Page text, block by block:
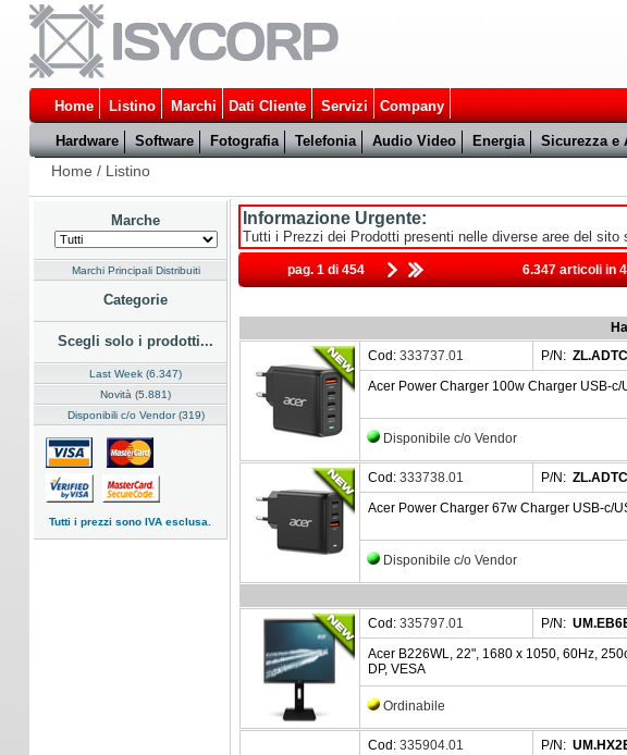
Home Listino Marchi Dati Cliente Servizi Company
Hardware
Software Fotografia Telefonia Audio Video Energia Sicurezza e
Home / Listino
Marche
Marchi Principali Distribuiti
Categorie
Scegli solo i prodotti...
Last Week (6.347)
Novità (5.881)
Disponibili c/o Vendor (319)
Tutti i prezzi sono IVA esclusa.
Informazione Urgente:
Tutti i Prezzi dei Prodotti presenti nelle diverse aree del sito
pag. 1 di 454 6.347 articoli in
Cod:333737.01 P/N:
Acer Power Charger 100w Charger USB-c/
Disponibile c/o Vendor
Cod:333738.01 P/N:
Acer Power Charger 67w Charger USB-c/
Disponibile c/o Vendor
Cod:335797.01 P/N:
Acer B226WL, 22", 1680 x 1050, 60Hz,
DP, VESA
Ordinabile
Cod:335904.01 P/N: